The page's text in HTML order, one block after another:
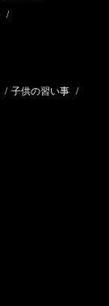
/
/ 子供の習い事 /